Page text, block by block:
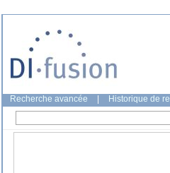
Recherche avancée Historique de